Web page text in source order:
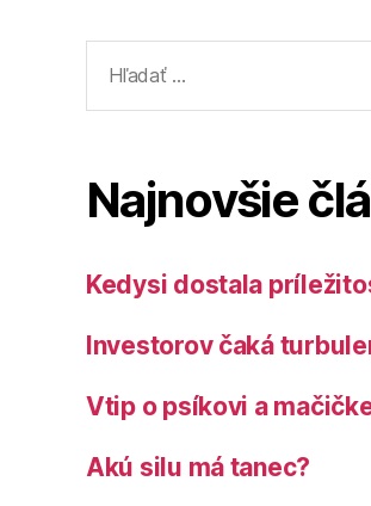
Najnovšie
Kedysi dostala
Investorov čaká
Vtip o psíkovi a
Akú silu má tanec?